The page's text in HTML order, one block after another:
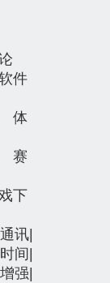
件
体
赛
下
讯|
间|
强|